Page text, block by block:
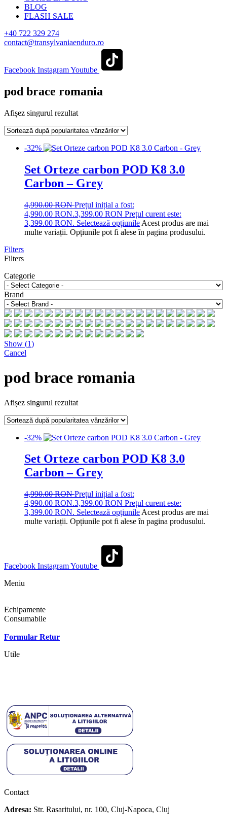
BLOG
FLASH SALE
+40 722 329 274
contact@transylvaniaenduro.ro
Facebook InstagramYoutube
pod brace romania
Afișez singurul rezultat
-32%
Set Orteze carbon POD K8 3.0
Carbon – Grey
4,990.00RONPrețul inițial a fost:
4,990.00 RON.3,399.00 RON Prețul curent este:
3,399.00 RON. Selectează opțiunile Acest produs are mai
multe variații. Opțiunile pot fi alese în pagina produsului.
Filters
Filters
Categorie
Brand
Show (1)
Cancel
pod brace romania
Afișez singurul rezultat
-32%
Set Orteze carbon POD K8 3.0
Carbon – Grey
4,990.00RONPrețul inițial a fost:
4,990.00 RON.3,399.00 RON Prețul curent este:
3,399.00 RON. Selectează opțiunile Acest produs are mai
multe variații. Opțiunile pot fi alese în pagina produsului.
Facebook InstagramYoutube
Meniu
Echipamente
Consumabile
Formular Retur
Utile
Contact
Adresa: Str. Rasaritului, nr. 100, Cluj-Napoca, Cluj